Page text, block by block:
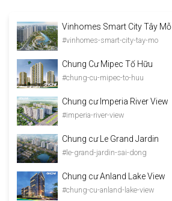
Vinhomes Smart City Tây Mỗ
#vinhomes-smart-city-tay-mo
Chung Cư Mipec Tố Hữu
#chung-cu-mipec-to-huu
Chung cư Imperia River View
#imperia-river-view
Chung cư Le Grand Jardin
#le-grand-jardin-sai-dong
Chung cư Anland Lake View
#chung-cu-anland-lake-view